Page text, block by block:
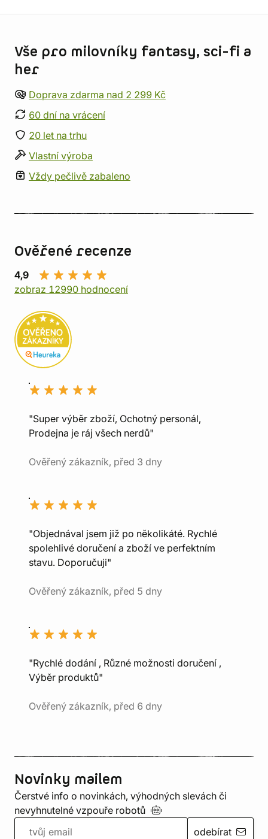
Vše pro milovníky fantasy, sci-fi a
her
Doprava zdarma nad 2 299 Kč
60 dní na vrácení
20 let na trhu
Vlastní výroba
Vždy pečlivě zabaleno
Ověřené recenze
4,9
zobraz 12990 hodnocení
"Super výběr zboží, Ochotný personál,
Prodejna je ráj všech nerdů"
Ověřený zákazník, před 3 dny
"Objednával jsem již po několikáté. Rychlé
spolehlivé doručení a zboží ve perfektním
stavu. Doporučuji"
Ověřený zákazník, před 5 dny
"Rychlé dodání , Různé možnosti doručení ,
Výběr produktů"
Ověřený zákazník, před 6 dny
Novinky mailem
Čerstvé info o novinkách, výhodných slevách či
nevyhnutelné vzpouře robotů
odebírat